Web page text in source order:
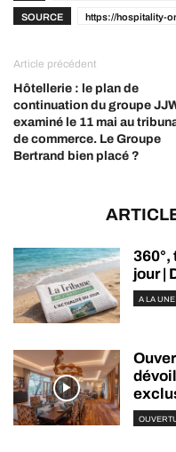
SOURCE https://hospitality-
Article précédent
Hôtellerie : le plan de
continuation du groupe
examiné le 11 mai au
de commerce. Le Groupe
Bertrand bien placé ?
360°,
jour |
A LA UNE